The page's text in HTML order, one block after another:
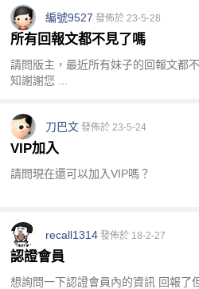
編號9527 發佈於 23-5-28
所有回報文都不見了嗎
請問版主，最近所有妹子的回報文都
知謝謝您 ...
刀巴文 發佈於 23-5-24
VIP加入
請問現在還可以加入VIP嗎？
recall1314 發佈於 18-2-27
認證會員
想詢問一下認證會員內的資訊 回報了